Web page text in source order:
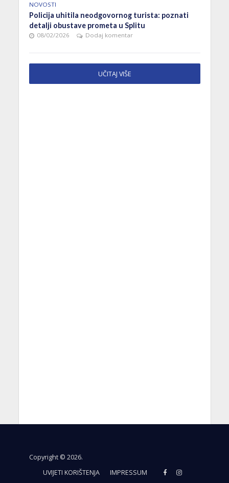
NOVOSTI
Policija uhitila neodgovornog turista: poznati
detalji obustave prometa u Splitu
08/02/2026 Dodaj komentar
UČITAJ VIŠE
Copyright © 2026.
UVIJETI KORIŠTENJA
IMPRESSUM